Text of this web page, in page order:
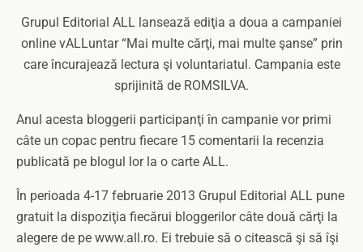
Grupul Editorial ALL lansează ediţia a doua a campaniei
online vALLuntar “Mai multe cărţi, mai multe şanse” prin
care încurajează lectura şi voluntariatul. Campania este
sprijinită de ROMSILVA.
Anul acesta bloggerii participanţi în campanie vor primi
câte un copac pentru fiecare 15 comentarii la recenzia
publicată pe blogul lor la o carte ALL.
În perioada 4-17 februarie 2013 Grupul Editorial ALL pune
gratuit la dispoziţia fiecărui bloggerilor câte două cărţi la
alegere de pe www.all.ro. Ei trebuie să o citească şi să îşi